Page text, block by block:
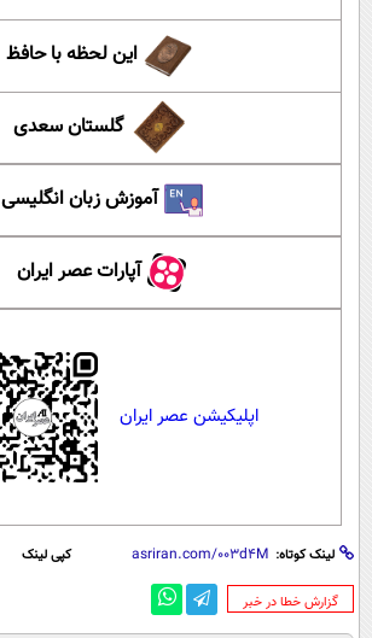
این لحظه با حافظ
گلستان سعدی
آموزش زبان انگلیسی
آپارات عصر ایران
اپلیکیشن عصر ایران
لینک کوتاه: کپی لینک
‌گزارش خطا در خبر